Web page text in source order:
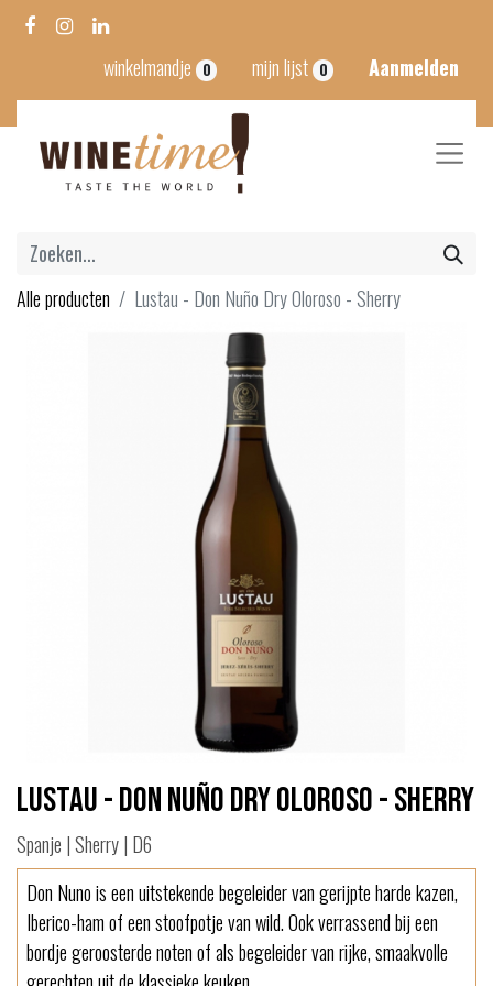
winkelmandje 0 mijn lijst 0 Aanmelden
Alle producten Lustau - Don Nuño Dry Oloroso - Sherry
Lustau - Don Nuño Dry Oloroso - Sherry
Spanje | Sherry | D6
Don Nuno is een uitstekende begeleider van gerijpte harde kazen,
Iberico-ham of een stoofpotje van wild. Ook verrassend bij een
bordje geroosterde noten of als begeleider van rijke, smaakvolle